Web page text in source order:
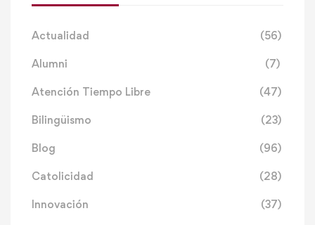
Actualidad (56)
Alumni (7)
Atención Tiempo Libre (47)
Bilingüismo (23)
Blog (96)
Catolicidad (28)
Innovación (37)